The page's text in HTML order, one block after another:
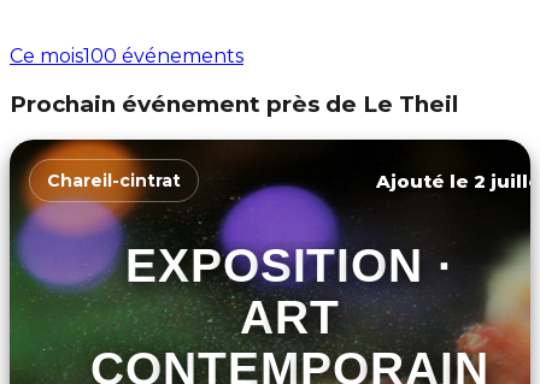
Ce mois100 événements
Prochain événement près de Le Theil
Chareil-cintrat Ajouté le 2
EXPOSITION ·
ART
CONTEMPORAIN